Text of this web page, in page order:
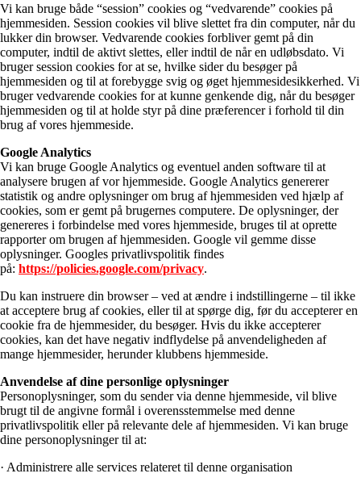
Vi kan bruge både “session” cookies og “vedvarende” cookies på
hjemmesiden. Session cookies vil blive slettet fra din computer, når du
lukker din browser. Vedvarende cookies forbliver gemt på din
computer, indtil de aktivt slettes, eller indtil de når en udløbsdato. Vi
bruger session cookies for at se, hvilke sider du besøger på
hjemmesiden og til at forebygge svig og øget hjemmesidesikkerhed. Vi
bruger vedvarende cookies for at kunne genkende dig, når du besøger
hjemmesiden og til at holde styr på dine præferencer i forhold til din
brug af vores hjemmeside.
Google Analytics
Vi kan bruge Google Analytics og eventuel anden software til at
analysere brugen af vor hjemmeside. Google Analytics genererer
statistik og andre oplysninger om brug af hjemmesiden ved hjælp af
cookies, som er gemt på brugernes computere. De oplysninger, der
genereres i forbindelse med vores hjemmeside, bruges til at oprette
rapporter om brugen af hjemmesiden. Google vil gemme disse
oplysninger. Googles privatlivspolitik findes
på: https://policies.google.com/privacy.
Du kan instruere din browser – ved at ændre i indstillingerne – til ikke
at acceptere brug af cookies, eller til at spørge dig, før du accepterer en
cookie fra de hjemmesider, du besøger. Hvis du ikke accepterer
cookies, kan det have negativ indflydelse på anvendeligheden af
mange hjemmesider, herunder klubbens hjemmeside.
Anvendelse af dine personlige oplysninger
Personoplysninger, som du sender via denne hjemmeside, vil blive
brugt til de angivne formål i overensstemmelse med denne
privatlivspolitik eller på relevante dele af hjemmesiden. Vi kan bruge
dine personoplysninger til at:
· Administrere alle services relateret til denne organisation